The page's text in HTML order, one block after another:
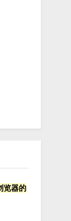
览器的